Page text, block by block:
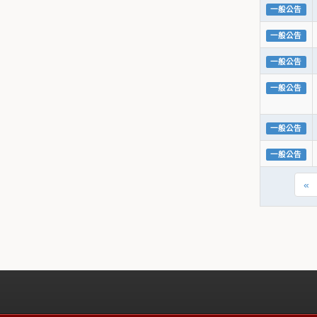
一般公告
一般公告
一般公告
一般公告
一般公告
一般公告
«